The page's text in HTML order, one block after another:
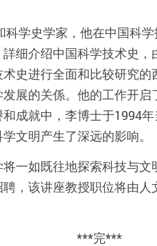
学史学家，他在中国科
细介绍中国科学技术史
史进行全面和比较研究
展的关係。他的工作开
成就中，李博士于1994
文明产生了深远的影响。
一如既往地探索科技与
，该讲座教授职位将由
***完***